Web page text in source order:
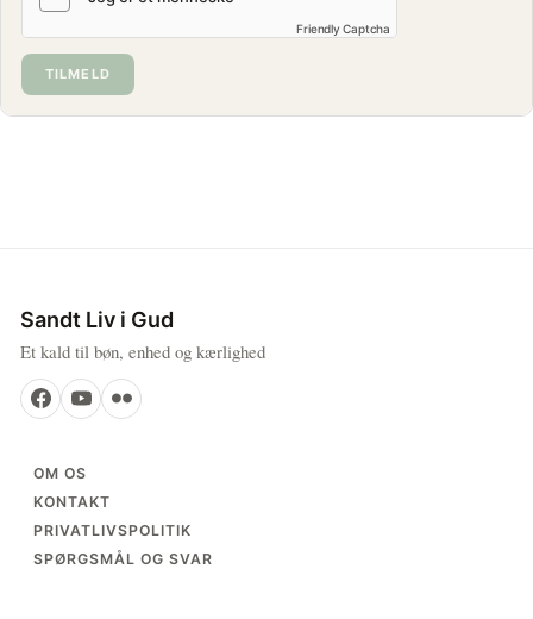
Friendly Captcha
TILMELD
Sandt Liv i Gud
Et kald til bøn, enhed og kærlighed
OM OS
KONTAKT
PRIVATLIVSPOLITIK
SPØRGSMÅL OG SVAR